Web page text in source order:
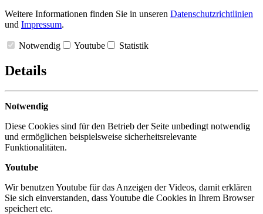
Weitere Informationen finden Sie in unseren Datenschutzrichtlinien
und Impressum.
Notwendig Youtube Statistik
Details
Notwendig
Diese Cookies sind für den Betrieb der Seite unbedingt notwendig
und ermöglichen beispielsweise sicherheitsrelevante
Funktionalitäten.
Youtube
Wir benutzen Youtube für das Anzeigen der Videos, damit erklären
Sie sich einverstanden, dass Youtube die Cookies in Ihrem Browser
speichert etc.